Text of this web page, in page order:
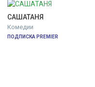
САШАТАНЯ
Комедии
ПОДПИСКА PREMIER